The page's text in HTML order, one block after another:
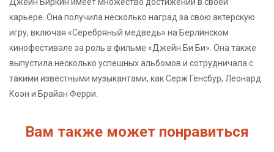
карьере. Она получила несколько наград за свою актерскую
игру, включая «Серебряный медведь» на Берлинском
кинофестивале за роль в фильме «Джейн Би Би». Она также
выпустила несколько успешных альбомов и сотрудничала с
такими известными музыкантами, как Серж Генсбур, Леонард
Коэн и Брайан Ферри.
Вам также может понравиться